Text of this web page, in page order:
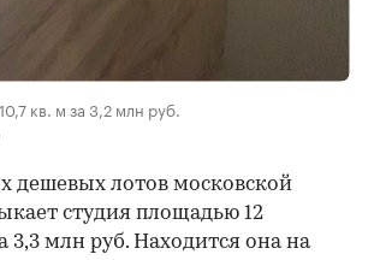
кв. м за 3,2 млн руб.
дешевых лотов московской
студия площадью 12
3,3 млн руб. Находится она на